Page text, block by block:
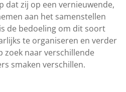
dat zij op een vernieuwende,
aan het samenstellen
de bedoeling om dit soort
te organiseren en verder
zoek naar verschillende
smaken verschillen.